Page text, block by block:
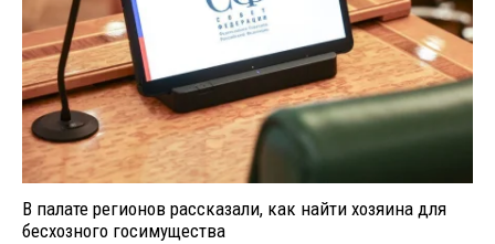
В палате регионов рассказали, как найти хозяина для
бесхозного госимущества